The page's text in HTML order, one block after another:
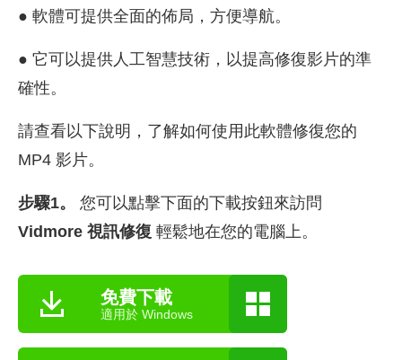
● 軟體可提供全面的佈局，方便導航。
● 它可以提供人工智慧技術，以提高修復影片的準
確性。
請查看以下說明，了解如何使用此軟體修復您的
MP4 影片。
步驟1。
您可以點擊下面的下載按鈕來訪問
Vidmore 視訊修復 輕鬆地在您的電腦上。
免費下載
適用於 Windows